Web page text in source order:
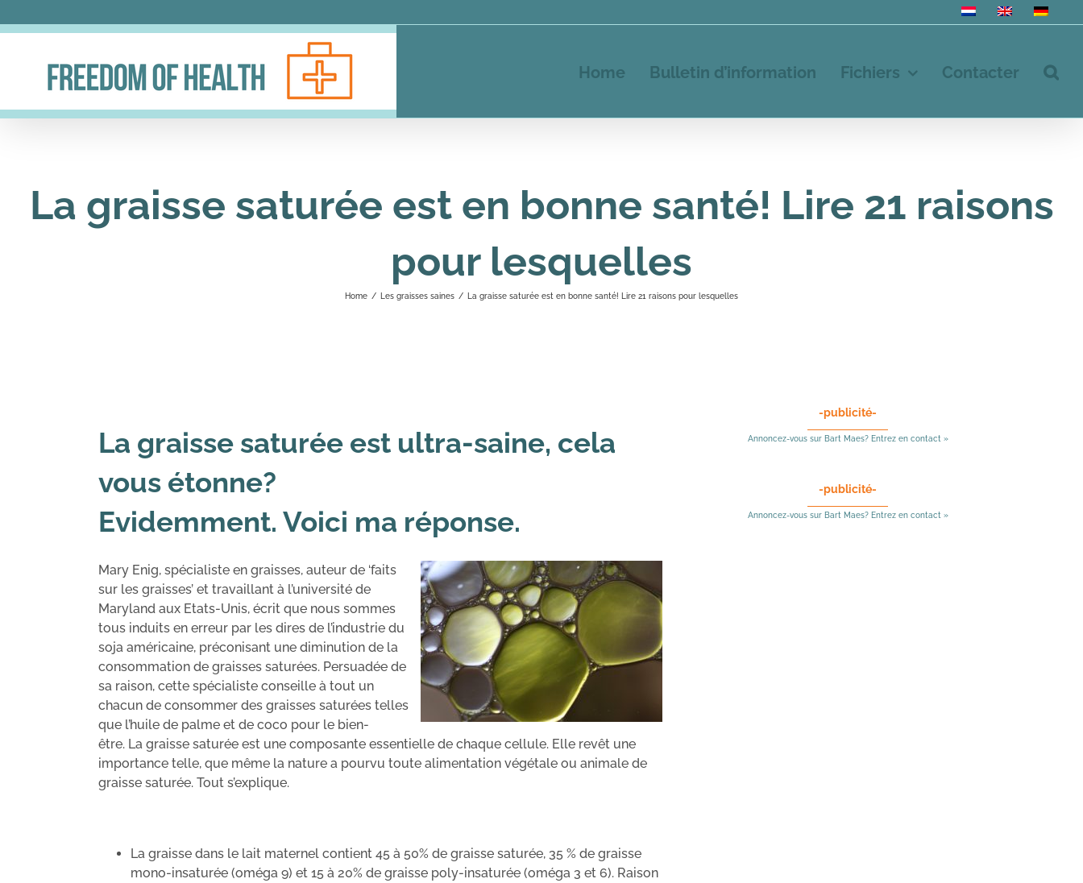
to
Home Bulletin d’information Fichiers Contacter
La graisse saturée est en bonne santé! Lire 21 raisons
pour lesquelles
Home / Les graisses saines / La graisse saturée est en bonne santé! Lire 21 raisons pour lesquelles
La graisse saturée est ultra-saine, cela
vous étonne?
Evidemment. Voici ma réponse.
Mary Enig, spécialiste en graisses, auteur de ‘faits
sur les graisses’ et travaillant à l’université de
Maryland aux Etats-Unis, écrit que nous sommes
tous induits en erreur par les dires de l’industrie du
soja américaine, préconisant une diminution de la
consommation de graisses saturées. Persuadée de
sa raison, cette spécialiste conseille à tout un
chacun de consommer des graisses saturées telles
que l’huile de palme et de coco pour le bien-
être. La graisse saturée est une composante essentielle de chaque cellule. Elle revêt une
importance telle, que même la nature a pourvu toute alimentation végétale ou animale de
graisse saturée. Tout s’explique.
La graisse dans le lait maternel contient 45 à 50% de graisse saturée, 35 % de graisse
mono-insaturée (oméga 9) et 15 à 20% de graisse poly-insaturée (oméga 3 et 6). Raison
-publicité-
Annoncez-vous sur Bart Maes? Entrez en contact »
-publicité-
Annoncez-vous sur Bart Maes? Entrez en contact »